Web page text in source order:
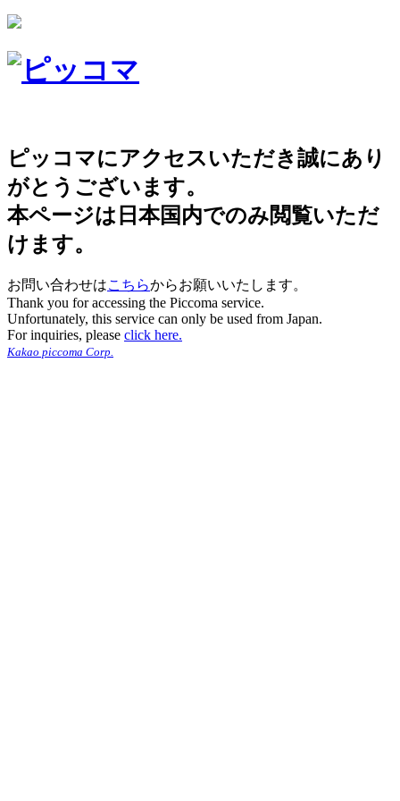
ピッコマにアクセスいただき誠にあり
がとうございます。
本ページは日本国内でのみ閲覧いただ
けます。
お問い合わせはこちらからお願いいたします。
Thank you for accessing the Piccoma service.
Unfortunately, this service can only be used from Japan.
For inquiries, please click here.
Kakao piccoma Corp.